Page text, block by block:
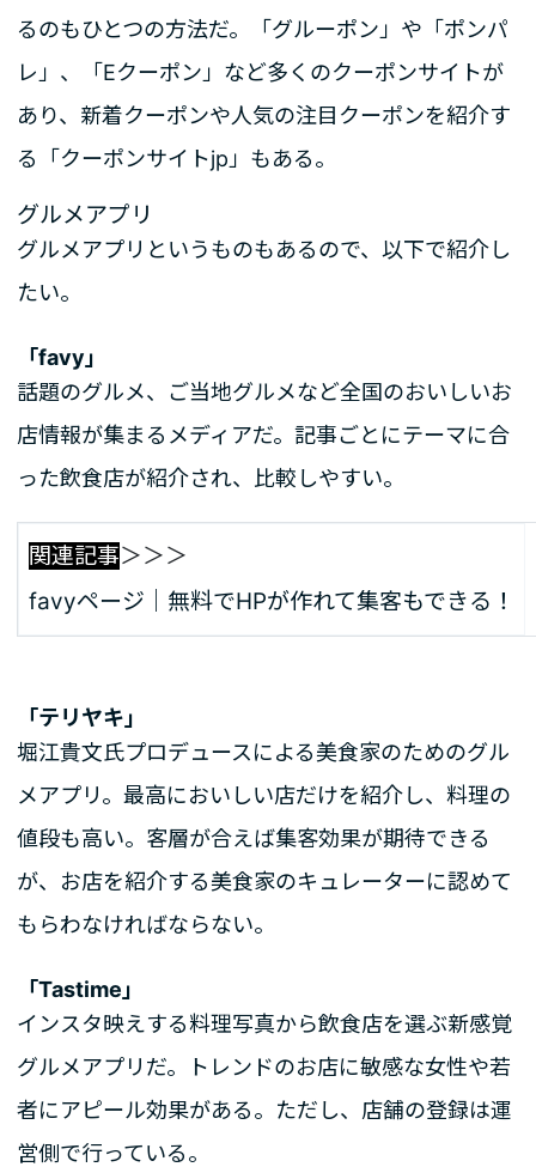
るのもひとつの方法だ。「グルーポン」や「ポンパ
レ」、「Eクーポン」など多くのクーポンサイトが
あり、新着クーポンや人気の注目クーポンを紹介す
る「クーポンサイトjp」もある。
グルメアプリ
グルメアプリというものもあるので、以下で紹介し
たい。
「favy」
話題のグルメ、ご当地グルメなど全国のおいしいお
店情報が集まるメディアだ。記事ごとにテーマに合
った飲食店が紹介され、比較しやすい。
関連記事＞＞＞
favyページ｜無料でHPが作れて集客もできる！
「テリヤキ」
堀江貴文氏プロデュースによる美食家のためのグル
メアプリ。最高においしい店だけを紹介し、料理の
値段も高い。客層が合えば集客効果が期待できる
が、お店を紹介する美食家のキュレーターに認めて
もらわなければならない。
「Tastime」
インスタ映えする料理写真から飲食店を選ぶ新感覚
グルメアプリだ。トレンドのお店に敏感な女性や若
者にアピール効果がある。ただし、店舗の登録は運
営側で行っている。